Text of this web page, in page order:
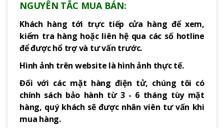
NGUYÊN TẮC MUA BÁN:
Khách hàng tới trực tiếp cửa hàng để xem,
kiểm tra hàng hoặc liên hệ qua các số hotline
để được hổ trợ và tư vấn trước.
Hình ảnh trên website là hình ảnh thực tế.
Đối với các mặt hàng điện tử, chúng tôi có
chính sách bảo hành từ 3 - 6 tháng tùy mặt
hàng, quý khách sẽ được nhân viên tư vấn khi
mua hàng.